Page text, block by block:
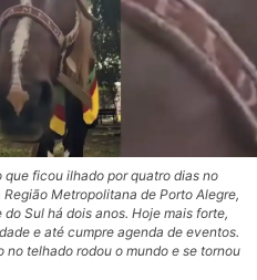
ficou ilhado por quatro dias no
Metropolitana de Porto Alegre,
Sul há dois anos. Hoje mais forte,
e até cumpre agenda de eventos.
no telhado rodou o mundo e se tornou